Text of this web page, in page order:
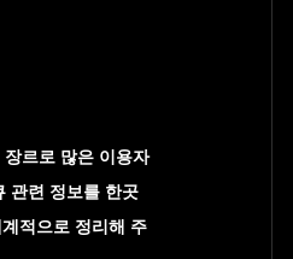
르로 많은 이용자
관련 정보를 한곳
적으로 정리해 주